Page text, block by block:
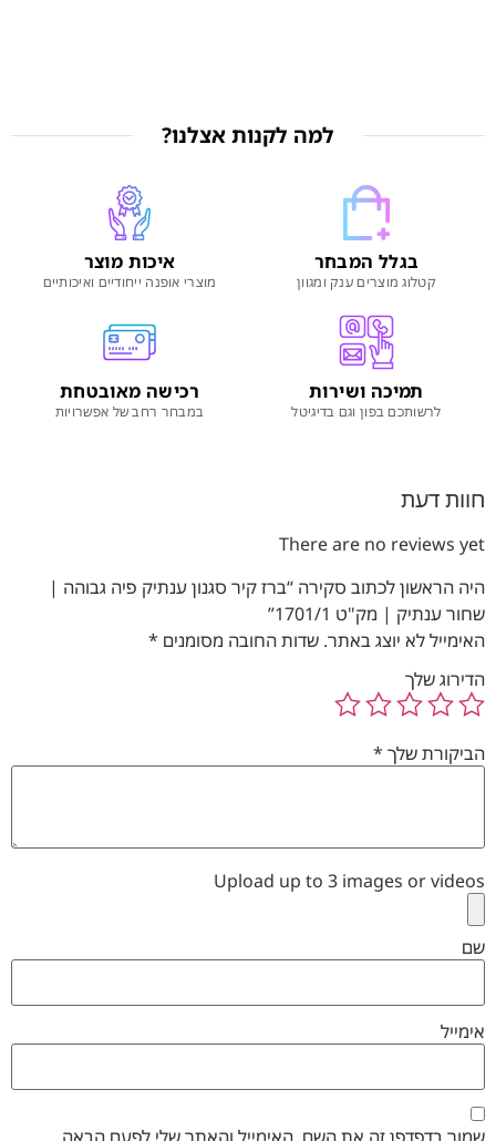
למה לקנות אצלנו?
בגלל המבחר
קטלוג מוצרים ענק ומגוון
איכות מוצר
מוצרי אופנה ייחודיים ואיכותיים
תמיכה ושירות
לרשותכם בפון וגם בדיגיטל
רכישה מאובטחת
במבחר רחב של אפשרויות
חוות דעת
There are no reviews yet
היה הראשון לכתוב סקירה “ברז קיר סגנון ענתיק פיה גבוהה |
שחור ענתיק | מק"ט 1701/1”
האימייל לא יוצג באתר. שדות החובה מסומנים *
הדירוג שלך
הביקורת שלך *
Upload up to 3 images or videos
שם
אימייל